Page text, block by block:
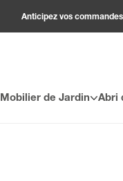
Anticipez vos
Mobilier de Jardin Abri